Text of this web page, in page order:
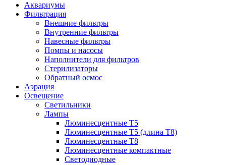
Аквариумы
Фильтрация
Внешние фильтры
Внутренние фильтры
Навесные фильтры
Помпы и насосы
Наполнители для фильтров
Стерилизаторы
Обратный осмос
Аэрация
Освещение
Светильники
Лампы
Люминесцентные T5
Люминесцентные T5 (длина T8)
Люминесцентные T8
Люминесцентные компактные
Светодиодные